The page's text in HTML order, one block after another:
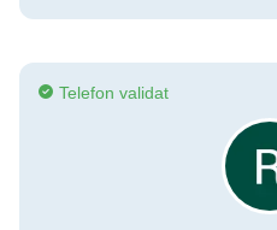
Telefon validat